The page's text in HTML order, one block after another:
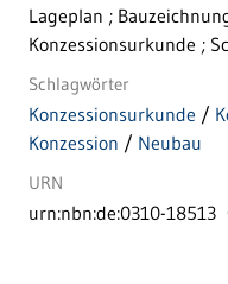
Lageplan ;
Konzessionsurkunde ;
Schlagwörter
Konzessionsurkunde /
Konzession / Neubau
URN
urn:nbn:de:0310-18513